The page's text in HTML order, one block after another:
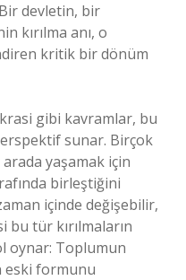
devletin, bir
kırılma anı, o
kritik bir dönüm
gibi kavramlar, bu
sunar. Birçok
yaşamak için
birleştiğini
içinde değişebilir,
bu tür kırılmaların
oynar: Toplumun
eski formunu